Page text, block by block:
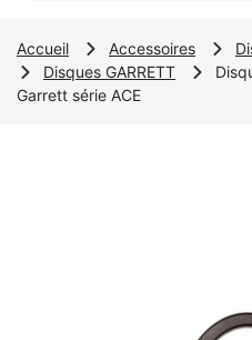
Accueil Accessoires
Disques GARRETT
Garrett série ACE